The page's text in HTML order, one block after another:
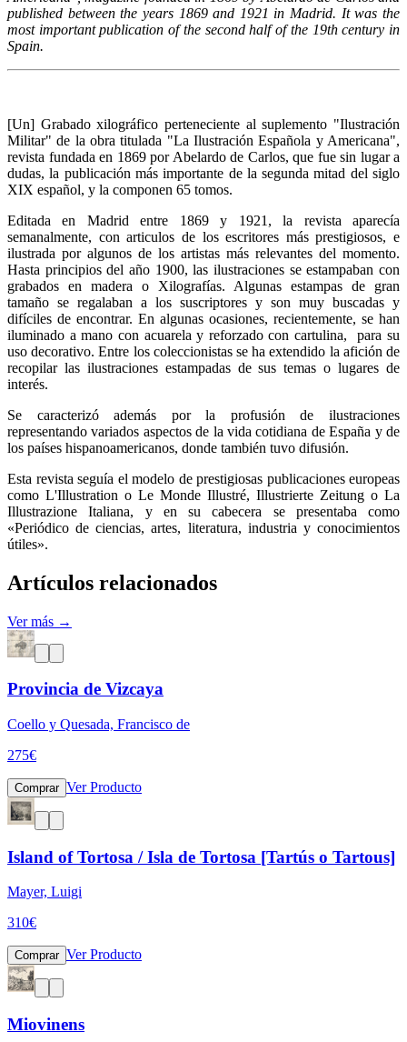
published between the years 1869 and 1921 in Madrid. It was the
most important publication of the second half of the 19th century in
Spain.
[Un] Grabado xilográfico perteneciente al suplemento "Ilustración
Militar" de la obra titulada "La Ilustración Española y Americana",
revista fundada en 1869 por Abelardo de Carlos, que fue sin lugar a
dudas, la publicación más importante de la segunda mitad del siglo
XIX español, y la componen 65 tomos.
Editada en Madrid entre 1869 y 1921, la revista aparecía
semanalmente, con articulos de los escritores más prestigiosos, e
ilustrada por algunos de los artistas más relevantes del momento.
Hasta principios del año 1900, las ilustraciones se estampaban con
grabados en madera o Xilografías. Algunas estampas de gran
tamaño se regalaban a los suscriptores y son muy buscadas y
difíciles de encontrar. En algunas ocasiones, recientemente, se han
iluminado a mano con acuarela y reforzado con cartulina, para su
uso decorativo. Entre los coleccionistas se ha extendido la afición de
recopilar las ilustraciones estampadas de sus temas o lugares de
interés.
Se caracterizó además por la profusión de ilustraciones
representando variados aspectos de la vida cotidiana de España y de
los países hispanoamericanos, donde también tuvo difusión.
Esta revista seguía el modelo de prestigiosas publicaciones europeas
como L'Illustration o Le Monde Illustré, Illustrierte Zeitung o La
Illustrazione Italiana, y en su cabecera se presentaba como
«Periódico de ciencias, artes, literatura, industria y conocimientos
útiles».
Artículos relacionados
Ver más →
Provincia de Vizcaya
Coello y Quesada, Francisco de
275€
Comprar Ver Producto
Island of Tortosa / Isla de Tortosa [Tartús o Tartous]
Mayer, Luigi
310€
Comprar Ver Producto
Miovinens